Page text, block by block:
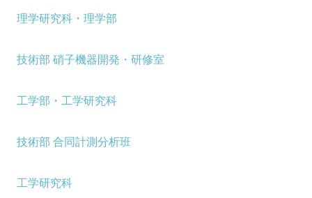
理学研究科・理学部
技術部 硝子機器開発・研修室
工学部・工学研究科
技術部 合同計測分析班
工学研究科